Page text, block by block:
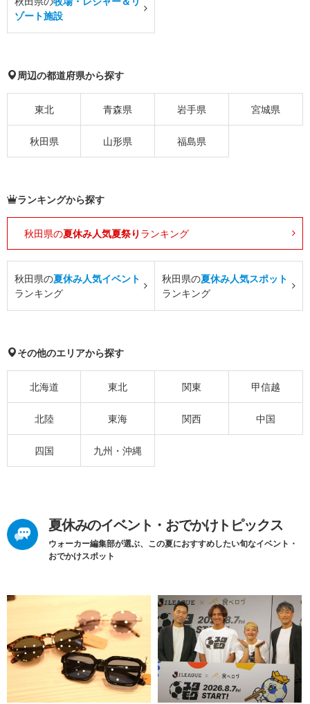
ゾート施設
周辺の都道府県から探す
東北 青森県 岩手県 宮城県
秋田県 山形県 福島県
ランキングから探す
秋田県の夏休み人気夏祭り ランキング
秋田県の夏休み人気イベント
ランキング
秋田県の夏休み人気スポット
ランキング
その他のエリアから探す
北海道 東北 関東 甲信越
北陸 東海 関西 中国
四国 九州・沖縄
夏休みのイベント・おでかけトピックス
ウォーカー編集部が選ぶ、この夏におすすめしたい旬なイベント・
おでかけスポット